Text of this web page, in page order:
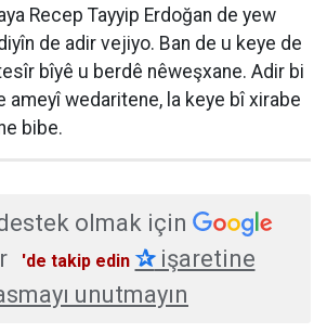
Recep Tayyip Erdoğan de yew
de adir vejiyo. Ban de u keye de
bîyê u berdê nêweşxane. Adir bi
wedaritene, la keye bî xirabe
bibe.
olmak için
'de takip edin ✰işaretine
unutmayın